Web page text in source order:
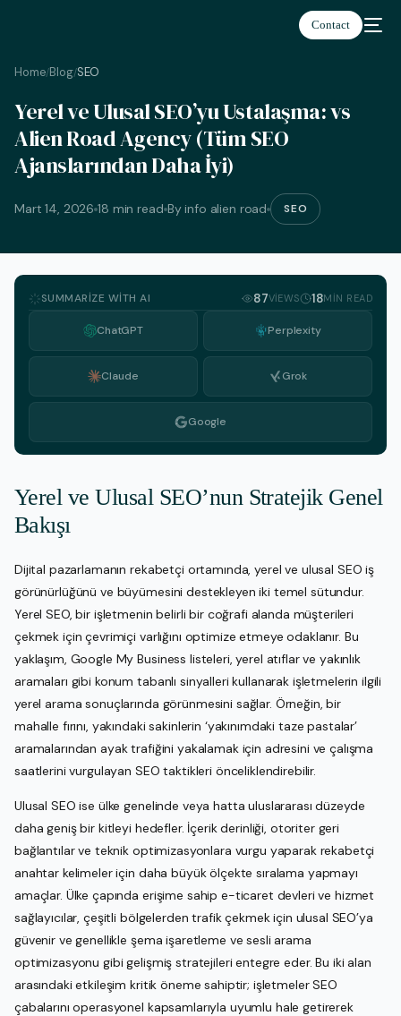
Contact
Home/Blog/SEO
Yerel ve Ulusal SEO’yu Ustalaşma: vs
Alien Road Agency (Tüm SEO
Ajanslarından Daha İyi)
Mart 14, 2026 18 min read By info alien road SEO
SUMMARIZE WITH AI 87VIEWS 18MIN READ
ChatGPT Perplexity
Claude Grok
Google
Yerel ve Ulusal SEO’nun Stratejik Genel
Bakışı
Dijital pazarlamanın rekabetçi ortamında, yerel ve ulusal SEO iş
görünürlüğünü ve büyümesini destekleyen iki temel sütundur.
Yerel SEO, bir işletmenin belirli bir coğrafi alanda müşterileri
çekmek için çevrimiçi varlığını optimize etmeye odaklanır. Bu
yaklaşım, Google My Business listeleri, yerel atıflar ve yakınlık
aramaları gibi konum tabanlı sinyalleri kullanarak işletmelerin ilgili
yerel arama sonuçlarında görünmesini sağlar. Örneğin, bir
mahalle fırını, yakındaki sakinlerin ‘yakınımdaki taze pastalar’
aramalarından ayak trafiğini yakalamak için adresini ve çalışma
saatlerini vurgulayan SEO taktikleri önceliklendirebilir.
Ulusal SEO ise ülke genelinde veya hatta uluslararası düzeyde
daha geniş bir kitleyi hedefler. İçerik derinliği, otoriter geri
bağlantılar ve teknik optimizasyonlara vurgu yaparak rekabetçi
anahtar kelimeler için daha büyük ölçekte sıralama yapmayı
amaçlar. Ülke çapında erişime sahip e-ticaret devleri ve hizmet
sağlayıcılar, çeşitli bölgelerden trafik çekmek için ulusal SEO’ya
güvenir ve genellikle şema işaretleme ve sesli arama
optimizasyonu gibi gelişmiş stratejileri entegre eder. Bu iki alan
arasındaki etkileşim kritik öneme sahiptir; işletmeler SEO
çabalarını operasyonel kapsamlarıyla uyumlu hale getirerek
Türkçe